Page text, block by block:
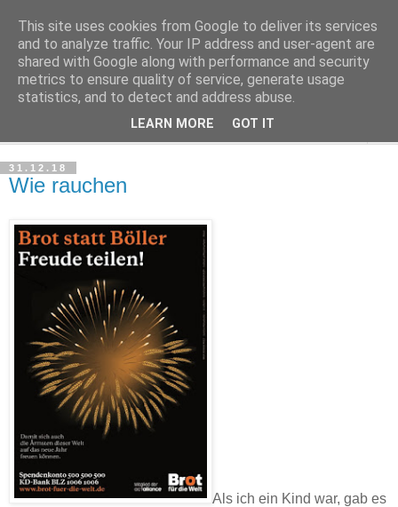
Haltungsturnen
Niveau sieht nur von unten aus wie Arroganz.
31.12.18
Wie rauchen
Als ich ein Kind war, gab es
This site uses cookies from Google to deliver its services
and to analyze traffic. Your IP address and user-agent are
shared with Google along with performance and security
metrics to ensure quality of service, generate usage
statistics, and to detect and address abuse.
LEARN MORE GOT IT